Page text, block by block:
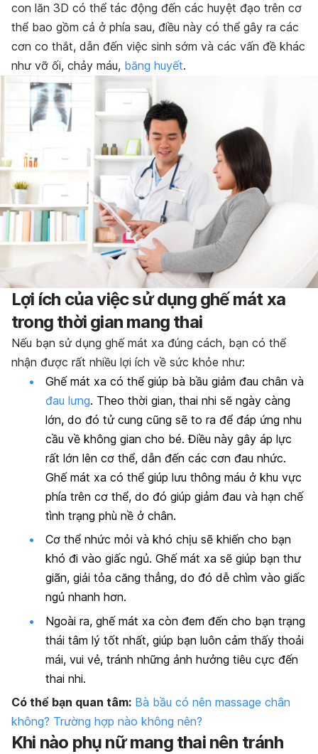
con lăn 3D có thể tác động đến các huyệt đạo trên cơ
thể bao gồm cả ở phía sau, điều này có thể gây ra các
cơn co thắt, dẫn đến việc sinh sớm và các vấn đề khác
như vỡ ối, chảy máu, băng huyết.
Lợi ích của việc sử dụng ghế mát xa
trong thời gian mang thai
Nếu bạn sử dụng ghế mát xa đúng cách, bạn có thể
nhận được rất nhiều lợi ích về sức khỏe như:
Ghế mát xa có thể giúp bà bầu giảm đau chân và
đau lưng. Theo thời gian, thai nhi sẽ ngày càng
lớn, do đó tử cung cũng sẽ to ra để đáp ứng nhu
cầu về không gian cho bé. Điều này gây áp lực
rất lớn lên cơ thể, dẫn đến các cơn đau nhức.
Ghế mát xa có thể giúp lưu thông máu ở khu vực
phía trên cơ thể, do đó giúp giảm đau và hạn chế
tình trạng phù nề ở chân.
Cơ thể nhức mỏi và khó chịu sẽ khiến cho bạn
khó đi vào giấc ngủ. Ghế mát xa sẽ giúp bạn thư
giãn, giải tỏa căng thẳng, do đó dễ chìm vào giấc
ngủ nhanh hơn.
Ngoài ra, ghế mát xa còn đem đến cho bạn trạng
thái tâm lý tốt nhất, giúp bạn luôn cảm thấy thoải
mái, vui vẻ, tránh những ảnh hưởng tiêu cực đến
thai nhi.
Có thể bạn quan tâm: Bà bầu có nên massage chân
không? Trường hợp nào không nên?
Khi nào phụ nữ mang thai nên tránh